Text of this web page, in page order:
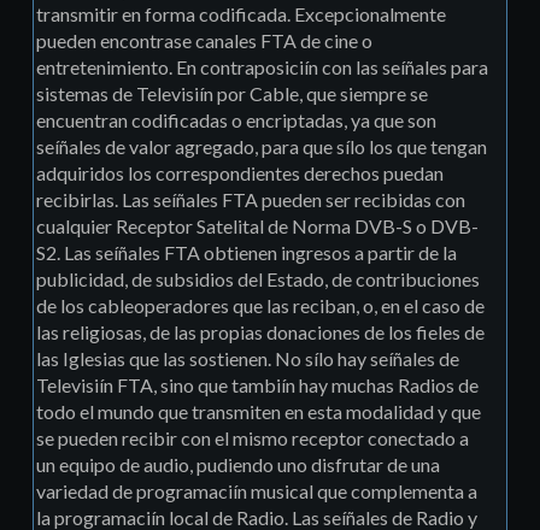
transmitir en forma codificada. Excepcionalmente
pueden encontrase canales FTA de cine o
entretenimiento. En contraposiciín con las seíñales para
sistemas de Televisiín por Cable, que siempre se
encuentran codificadas o encriptadas, ya que son
seíñales de valor agregado, para que sílo los que tengan
adquiridos los correspondientes derechos puedan
recibirlas. Las seíñales FTA pueden ser recibidas con
cualquier Receptor Satelital de Norma DVB-S o DVB-
S2. Las seíñales FTA obtienen ingresos a partir de la
publicidad, de subsidios del Estado, de contribuciones
de los cableoperadores que las reciban, o, en el caso de
las religiosas, de las propias donaciones de los fieles de
las Iglesias que las sostienen. No sílo hay seíñales de
Televisiín FTA, sino que tambiín hay muchas Radios de
todo el mundo que transmiten en esta modalidad y que
se pueden recibir con el mismo receptor conectado a
un equipo de audio, pudiendo uno disfrutar de una
variedad de programaciín musical que complementa a
la programaciín local de Radio. Las seíñales de Radio y